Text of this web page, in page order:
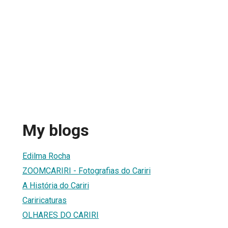
My blogs
Edilma Rocha
ZOOMCARIRI - Fotografias do Cariri
A História do Cariri
Cariricaturas
OLHARES DO CARIRI